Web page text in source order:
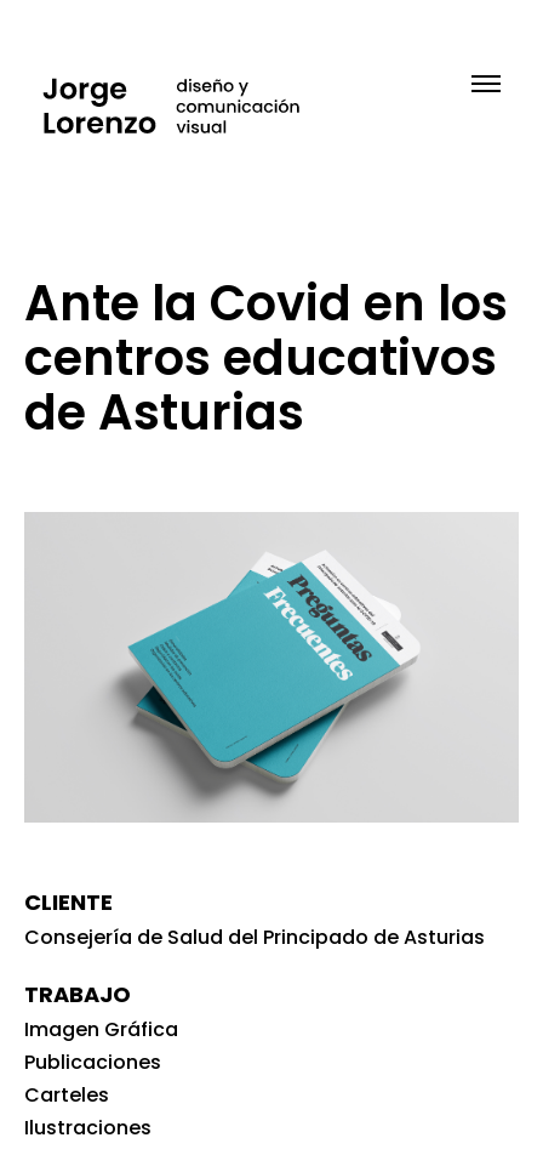
Ante la Covid en los
centros educativos
de Asturias
CLIENTE
Consejería de Salud del Principado de Asturias
TRABAJO
Imagen Gráfica
Publicaciones
Carteles
Ilustraciones